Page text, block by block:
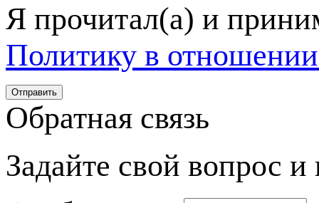
Я прочитал(а) и
Политику в
Обратная связь
Задайте свой вопрос